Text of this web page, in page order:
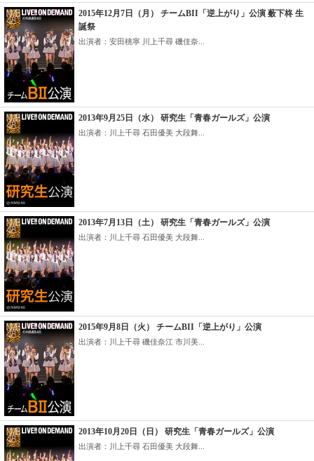
2015年12月7日（月） チームBII「逆上がり」公演 薮下柊 生
誕祭
出演者：安田桃寧 川上千尋 磯佳奈...
2013年9月25日（水） 研究生「青春ガールズ」公演
出演者：川上千尋 石田優美 大段舞...
2013年7月13日（土） 研究生「青春ガールズ」公演
出演者：川上千尋 石田優美 大段舞...
2015年9月8日（火） チームBII「逆上がり」公演
出演者：川上千尋 磯佳奈江 市川美...
2013年10月20日（日） 研究生「青春ガールズ」公演
出演者：川上千尋 石田優美 大段舞...